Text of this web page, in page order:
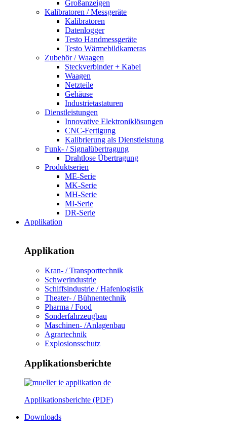
Großanzeigen
Kalibratoren / Messgeräte
Kalibratoren
Datenlogger
Testo Handmessgeräte
Testo Wärmebildkameras
Zubehör / Waagen
Steckverbinder + Kabel
Waagen
Netzteile
Gehäuse
Industrietastaturen
Dienstleistungen
Innovative Elektroniklösungen
CNC-Fertigung
Kalibrierung als Dienstleistung
Funk- / Signalübertragung
Drahtlose Übertragung
Produktserien
ME-Serie
MK-Serie
MH-Serie
MI-Serie
DR-Serie
Applikation
Applikation
Kran- / Transporttechnik
Schwerindustrie
Schiffsindustrie / Hafenlogistik
Theater- / Bühnentechnik
Pharma / Food
Sonderfahrzeugbau
Maschinen- /Anlagenbau
Agrartechnik
Explosionsschutz
Applikationsberichte
Applikationsberichte (PDF)
Downloads